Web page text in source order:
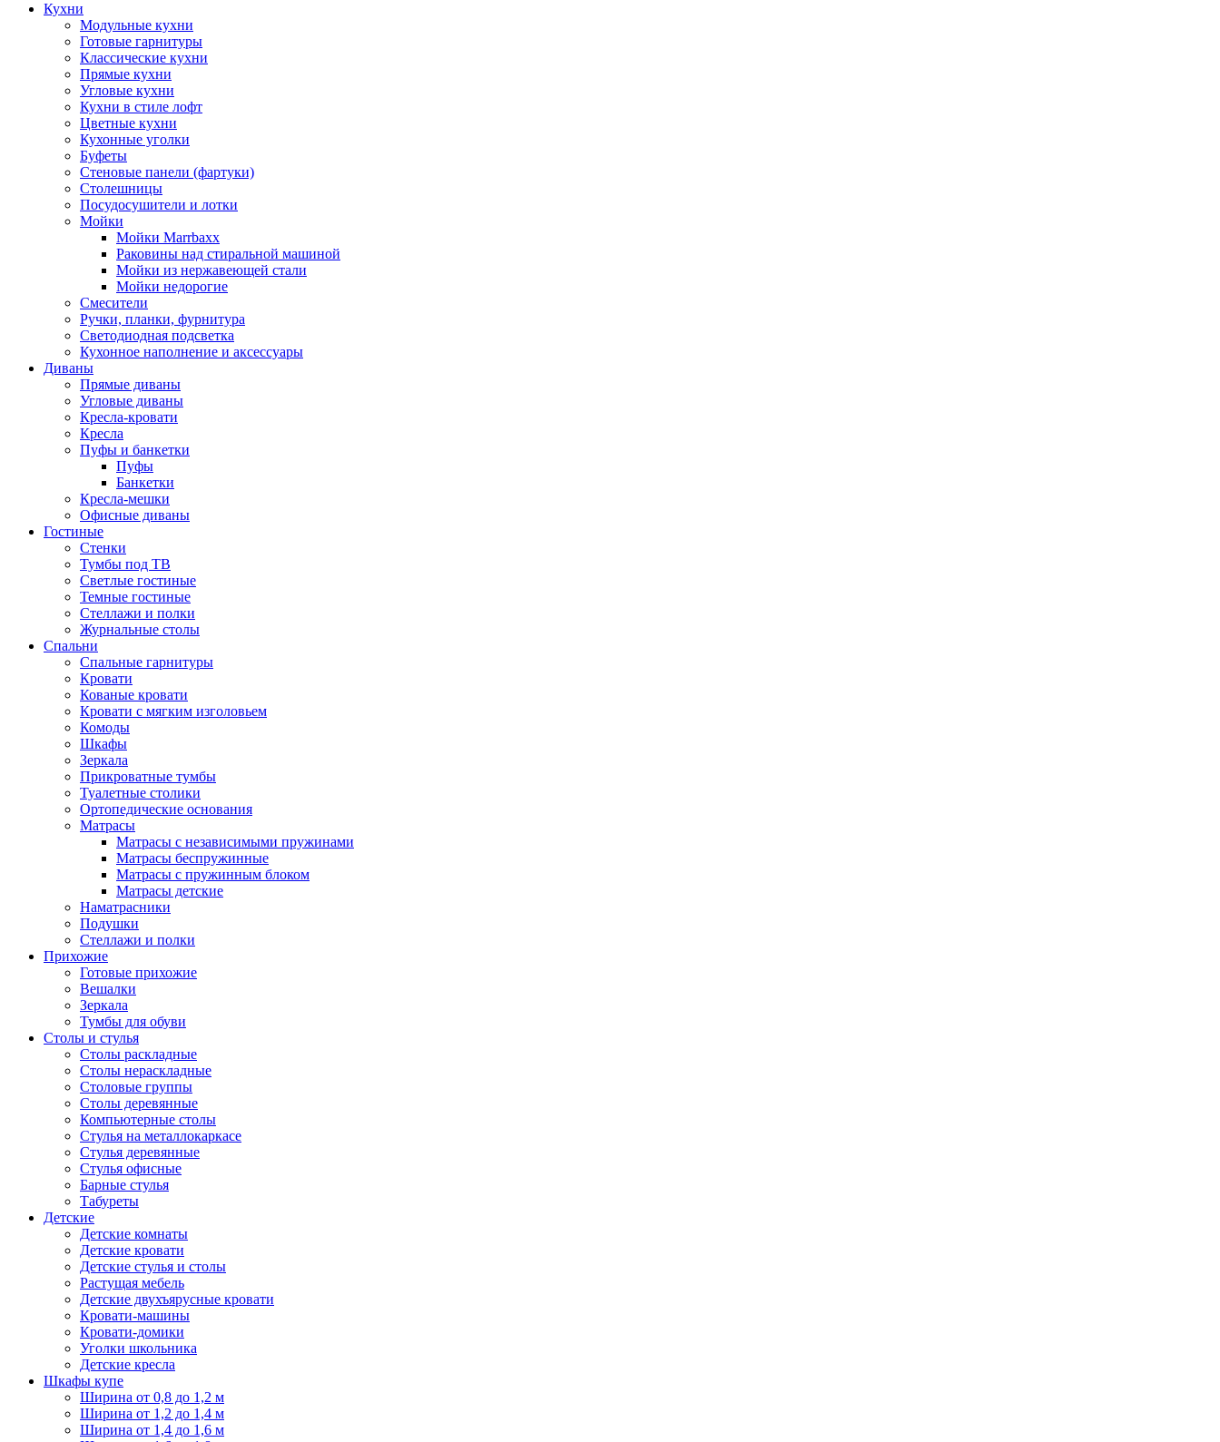
Кухни
Модульные кухни
Готовые гарнитуры
Классические кухни
Прямые кухни
Угловые кухни
Кухни в стиле лофт
Цветные кухни
Кухонные уголки
Буфеты
Стеновые панели (фартуки)
Столешницы
Посудосушители и лотки
Мойки
Мойки Marrbaxx
Раковины над стиральной машиной
Мойки из нержавеющей стали
Мойки недорогие
Смесители
Ручки, планки, фурнитура
Светодиодная подсветка
Кухонное наполнение и аксессуары
Диваны
Прямые диваны
Угловые диваны
Кресла-кровати
Кресла
Пуфы и банкетки
Пуфы
Банкетки
Кресла-мешки
Офисные диваны
Гостиные
Стенки
Тумбы под ТВ
Светлые гостиные
Темные гостиные
Стеллажи и полки
Журнальные столы
Спальни
Спальные гарнитуры
Кровати
Кованые кровати
Кровати с мягким изголовьем
Комоды
Шкафы
Зеркала
Прикроватные тумбы
Туалетные столики
Ортопедические основания
Матрасы
Матрасы с независимыми пружинами
Матрасы беспружинные
Матрасы с пружинным блоком
Матрасы детские
Наматрасники
Подушки
Стеллажи и полки
Прихожие
Готовые прихожие
Вешалки
Зеркала
Тумбы для обуви
Столы и стулья
Столы раскладные
Столы нераскладные
Столовые группы
Столы деревянные
Компьютерные столы
Стулья на металлокаркасе
Стулья деревянные
Стулья офисные
Барные стулья
Табуреты
Детские
Детские комнаты
Детские кровати
Детские стулья и столы
Растущая мебель
Детские двухъярусные кровати
Кровати-машины
Кровати-домики
Уголки школьника
Детские кресла
Шкафы купе
Ширина от 0,8 до 1,2 м
Ширина от 1,2 до 1,4 м
Ширина от 1,4 до 1,6 м